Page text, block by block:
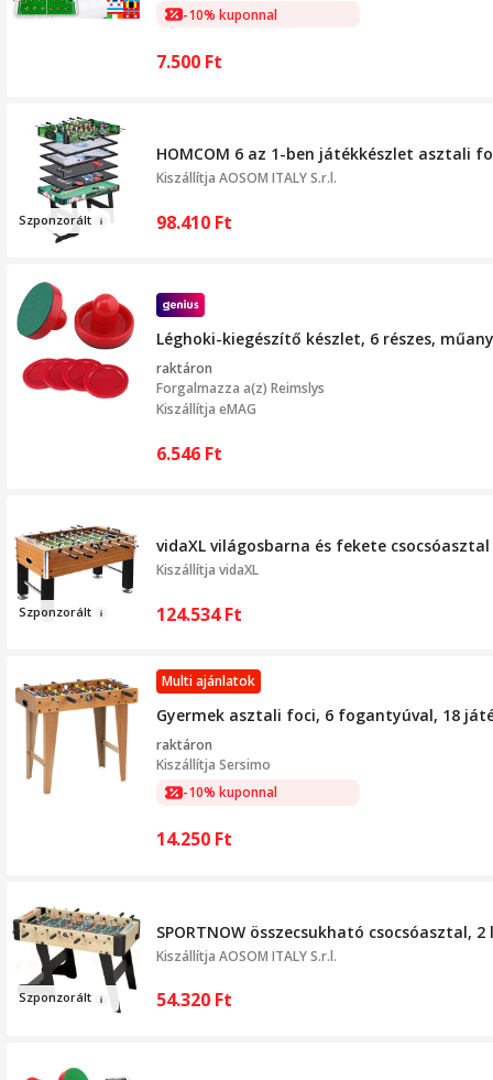
-10% kuponnal
7.500 Ft
Szponzorált
HOMCOM 6 az 1-ben játékkészlet asztali
Kiszállítja AOSOM ITALY S.r.l.
98.410 Ft
Léghoki-kiegészítő készlet, 6 részes,
raktáron
Forgalmazza a(z) Reimslys
Kiszállítja eMAG
6.546 Ft
Szponzorált
vidaXL világosbarna és fekete csocsóasztal
Kiszállítja vidaXL
124.534Ft
Multi ajánlatok
Gyermek asztali foci, 6 fogantyúval, 18
raktáron
Kiszállítja Sersimo
-10% kuponnal
14.250 Ft
Szponzorált
SPORTNOW összecsukható csocsóasztal,
Kiszállítja AOSOM ITALY S.r.l.
54.320 Ft